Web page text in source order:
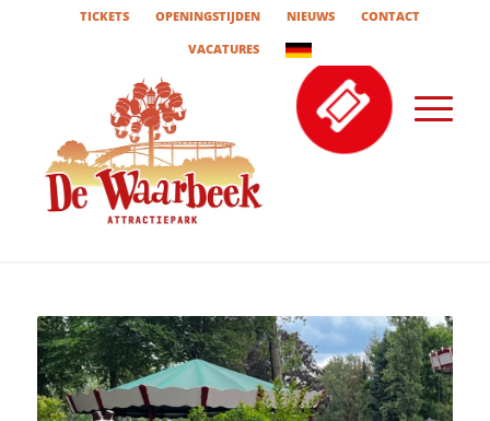
TICKETS OPENINGSTIJDEN NIEUWS
CONTACT
VACATURES